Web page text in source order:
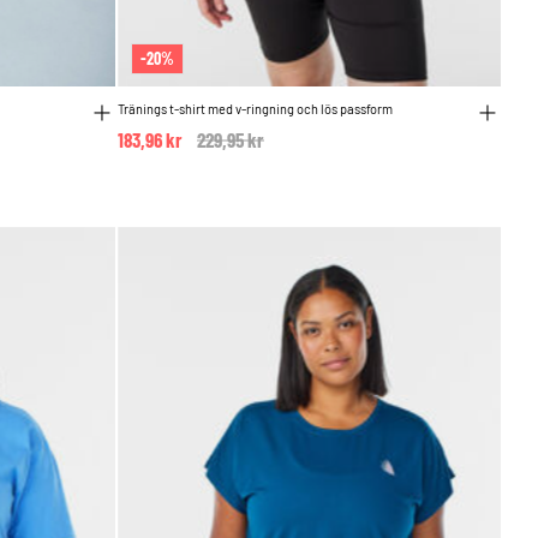
-20%
Tränings t-shirt med v-ringning och lös passform
Price reduced from
229,95 kr
183,96 kr